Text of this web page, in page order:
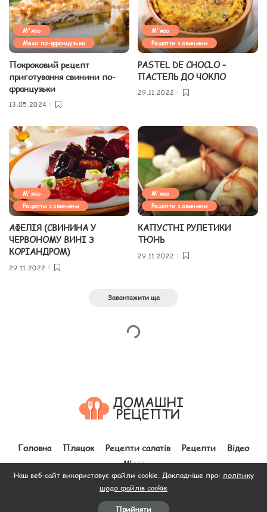
М'ясо
Мясо по-французьки
Покроковий рецепт
приготування свинини по-
французьки
13.05.2024
М'ясо
Рецепти з свинини
PASTEL DE CHOCLO –
ПАСТЕЛЬ ДО ЧОКЛО
29.11.2022
М'ясо
Рецепти з свинини
АФЕЛІЯ (СВИНИНА У
ЧЕРВОНОМУ ВИНІ З
КОРІАНДРОМ)
29.11.2022
М'ясо
Рецепти з свинини
КАПУСТНІ РУЛЕТИКИ
ТЮНЬ
29.11.2022
Завантажити ще
Головна Пляцок Рецепти салатів Рецепти
Відео
М’ясо
© 2012–2026 Всі права захищено. Зроблено з
Наш веб-сайт використовує файли cookie. Докладніше про: політику
щодо файлів cookie
Прийняти